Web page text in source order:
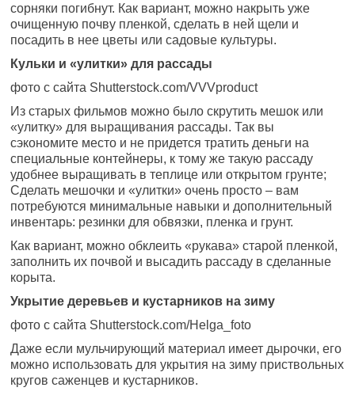
сорняки погибнут. Как вариант, можно накрыть уже
очищенную почву пленкой, сделать в ней щели и
посадить в нее цветы или садовые культуры.
Кульки и «улитки» для рассады
фото с сайта Shutterstock.com/VVVproduct
Из старых фильмов можно было скрутить мешок или
«улитку» для выращивания рассады. Так вы
сэкономите место и не придется тратить деньги на
специальные контейнеры, к тому же такую ​​рассаду
удобнее выращивать в теплице или открытом грунте;
Сделать мешочки и «улитки» очень просто – вам
потребуются минимальные навыки и дополнительный
инвентарь: резинки для обвязки, пленка и грунт.
Как вариант, можно обклеить «рукава» старой пленкой,
заполнить их почвой и высадить рассаду в сделанные
корыта.
Укрытие деревьев и кустарников на зиму
фото с сайта Shutterstock.com/Helga_foto
Даже если мульчирующий материал имеет дырочки, его
можно использовать для укрытия на зиму приствольных
кругов саженцев и кустарников.